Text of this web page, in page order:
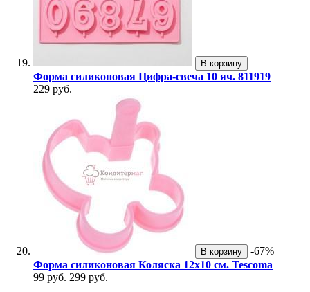
В корзину
Форма силиконовая Цифра-свеча 10 яч. 811919
229 руб.
В корзину
-67%
Форма силиконовая Коляска 12х10 см. Tescoma
99 руб. 299 руб.